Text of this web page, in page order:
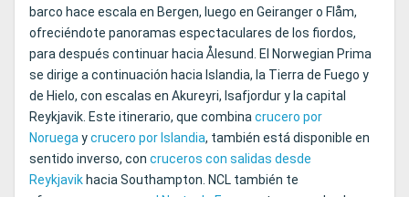
barco hace escala en Bergen, luego en Geiranger o Flåm,
ofreciéndote panoramas espectaculares de los fiordos,
para después continuar hacia Ålesund. El Norwegian Prima
se dirige a continuación hacia Islandia, la Tierra de Fuego y
de Hielo, con escalas en Akureyri, Isafjordur y la capital
Reykjavik. Este itinerario, que combinacrucero por
Noruegaycrucero por Islandia, también está disponible en
sentido inverso, con cruceros con salidas desde
Reykjavik hacia Southampton. NCL también te